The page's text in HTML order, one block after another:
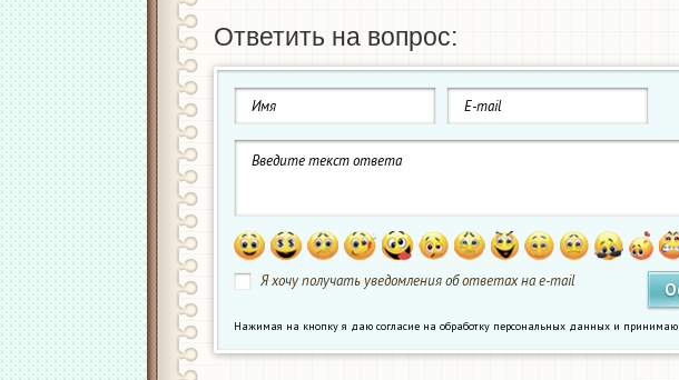
Ответить на вопрос:
Я хочу получать уведомления об ответах на e-mail
Нажимая на кнопку я даю согласие на обработку персональных данных и принимаю